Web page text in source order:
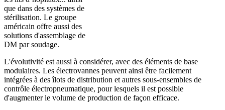
que dans des systèmes de
stérilisation. Le groupe
américain offre aussi des
solutions d'assemblage de
DM par soudage.
L'évolutivité est aussi à considérer, avec des éléments de base
modulaires. Les électrovannes peuvent ainsi être facilement
intégrées à des îlots de distribution et autres sous-ensembles de
contrôle électropneumatique, pour lesquels il est possible
d'augmenter le volume de production de façon efficace.